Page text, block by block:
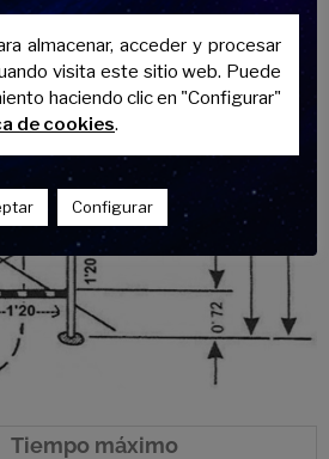
Tiempo máximo
almacenar, acceder y procesar
visita este sitio web. Puede
haciendo clic en "Configurar"
de cookies.
Configurar